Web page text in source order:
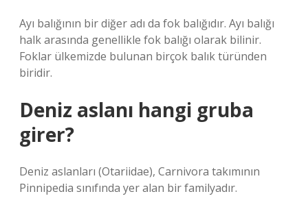
Ayı balığının bir diğer adı da fok balığıdır. Ayı balığı
halk arasında genellikle fok balığı olarak bilinir.
Foklar ülkemizde bulunan birçok balık türünden
biridir.
Deniz aslanı hangi gruba
girer?
Deniz aslanları (Otariidae), Carnivora takımının
Pinnipedia sınıfında yer alan bir familyadır.